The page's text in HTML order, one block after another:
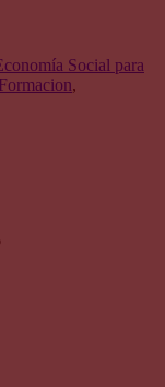
Social para
Formacion,